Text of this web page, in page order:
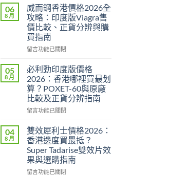
2026：
成
分、
效
果、
用
與
香
港
購
買
指
中
P-
Force
評
價
2026：
印
雙
效
偉
哥
效
果、
作
用
與
香
港
購
06
8 月
威而鋼香港價格2026全
攻略：印度版Viagra售
價比較、正貨分辨與購
買指南
在
而
鋼
香
港
價
格
全
攻
略：
印
度
版
留言功能已關閉
05
8 月
必利勁印度版價格
2026：香港哪裡買最划
算？POXET-60與原廠
比較及正貨分辨指南
在
利
勁
印
度
版
價
留言功能已關閉
04
8 月
雙效犀利士價格2026：
香港邊度買最抵？
Super Tadarise雙效片效
果與選購指南
在
留言功能已關閉